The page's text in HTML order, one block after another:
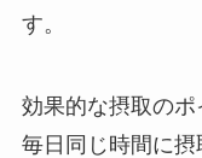
す。
効果的な摂取のポ
毎日同じ時間に摂